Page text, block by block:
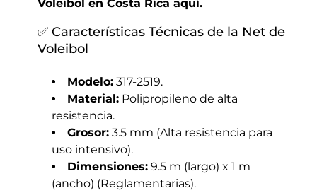
Voleibol en Costa Rica aquí.
✅ Características Técnicas de la Net de
Voleibol
Modelo: 317-2519.
Material: Polipropileno de alta
resistencia.
Grosor: 3.5 mm (Alta resistencia para
uso intensivo).
Dimensiones: 9.5 m (largo) x 1 m
(ancho) (Reglamentarias).